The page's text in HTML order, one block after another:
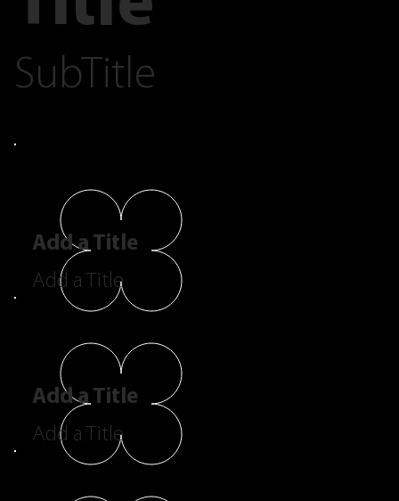
SubTitle
Add a Title
Add a Title
Add a Title
Add a Title